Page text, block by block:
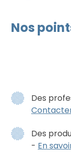
Nos
Des
Des
- En